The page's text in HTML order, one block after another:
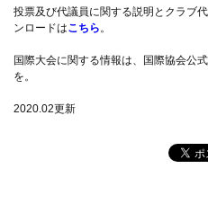
投票及び代議員に関する説明とクラブ
ンロードはこちら。
国際大会に関する情報は、国際協会公
を。
2020.02更新